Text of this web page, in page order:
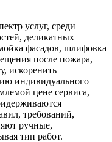
услуг, среди
деликатных
фасадов, шлифовка
после пожара,
искоренить
индивидуального
цене сервиса,
требований,
ручные,
тип работ.